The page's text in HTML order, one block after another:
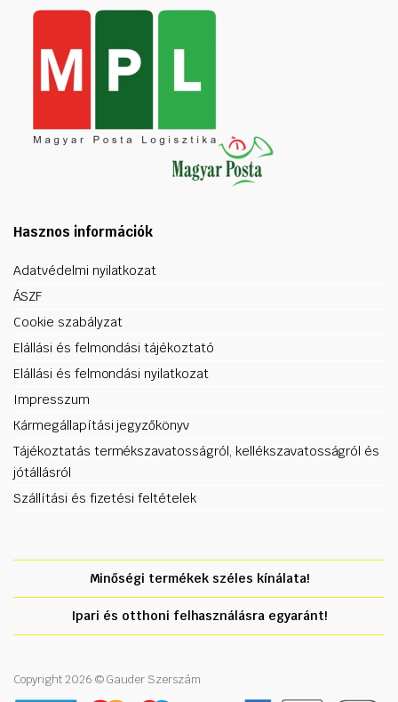
Hasznos információk
Adatvédelmi nyilatkozat
ÁSZF
Cookie szabályzat
Elállási és felmondási tájékoztató
Elállási és felmondási nyilatkozat
Impresszum
Kármegállapítási jegyzőkönyv
Tájékoztatás termékszavatosságról, kellékszavatosságról és
jótállásról
Szállítási és fizetési feltételek
Minőségi termékek széles kínálata!
Ipari és otthoni felhasználásra egyaránt!
Copyright 2026 © Gauder Szerszám